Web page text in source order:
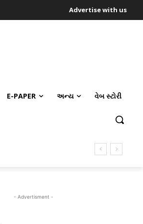
Advertise with us
E-PAPER અન્ય વેબ સ્ટોરી
- Advertisment -